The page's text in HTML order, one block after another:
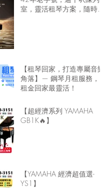
室，靈活租琴方案，隨時可
【租琴回家，打造專屬音樂
角落】— 鋼琴月租服務，
租金回家最靈活！
【超經濟系列 YAMAHA
GB1K🔥】
【YAMAHA 經濟超值選-
YS1】